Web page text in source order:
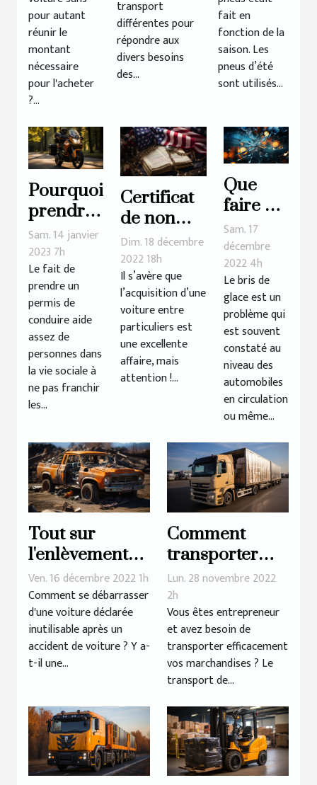
pour autant
réunir le
montant
nécessaire
pour l'acheter
?...
transport
différentes pour
répondre aux
divers besoins
des...
son
véhicule
?
fait en
fonction de la
saison. Les
pneus d’été
sont utilisés...
Pourquoi
prendre
un
permis
moto ?
Sam. 14 janvier
2023 7h
Le fait de
prendre un
permis de
conduire aide
assez de
personnes dans
la vie sociale à
ne pas franchir
les...
Certificat
de non
gage : de
quoi s’agit-
il
réellement
?
Dim. 18 décembre
2022 18h
Il s’avère que
l’acquisition d’une
voiture entre
particuliers est
une excellente
affaire, mais
attention !...
Que
faire en
cas de
bris de
glace ?
Sam. 17
décembre
2022 4h
Le bris de
glace est un
problème qui
est souvent
constaté au
niveau des
automobiles
en circulation
ou même...
Tout sur
l'enlèvement
des épaves
Ven. 16 décembre 2022 1h
Comment se débarrasser
d'une voiture déclarée
inutilisable après un
accident de voiture ? Y a-
t-il une...
Comment
transporter
efficacement
les
marchandises
?
Lun. 28 novembre 2022
2h
Vous êtes entrepreneur
et avez besoin de
transporter efficacement
vos marchandises ? Le
transport de...